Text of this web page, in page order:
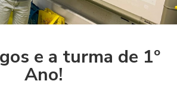
e a turma de 1º
Ano!